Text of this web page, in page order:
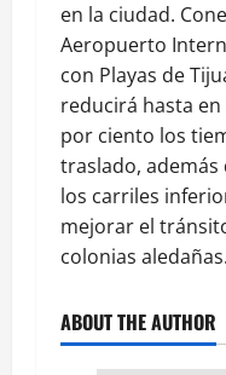
en la ciudad.
Aeropuerto
con Playas de
reducirá hasta en
por ciento los
traslado, además
los carriles
mejorar el
colonias aledañas.
ABOUT THE AUTHOR